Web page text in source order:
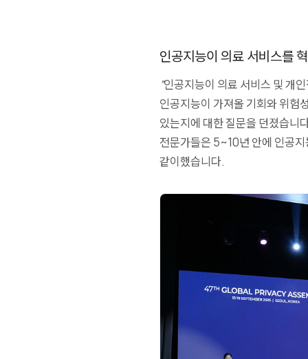
인공지능이 의료 서비스를
“인공지능이 의료 서비스 및 개
인공지능이 가져올 기회와 위험
있는지에 대한 질문을 던졌습니
전문가들은 5~10년 안에 인공
같이했습니다.